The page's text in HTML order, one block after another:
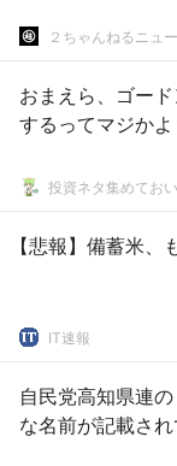
２ちゃんねるニュ
おまえら、ゴー
するってマジかよ
投資ネタ集めてお
【悲報】備蓄米
IT速報
自民党高知県連
な名前が記載さ